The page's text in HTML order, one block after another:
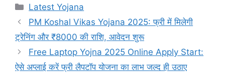
Categories
Latest Yojana
PM Koshal Vikas Yojana 2025: फ्री में मिलेगी
ट्रेनिंग और ₹8000 की राशि, आवेदन शुरू
Free Laptop Yojna 2025 Online Apply Start:
ऐसे अप्लाई करें फ्री लैपटॉप योजना का लाभ जल्द ही उठाए